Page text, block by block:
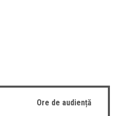
Ore de audiență